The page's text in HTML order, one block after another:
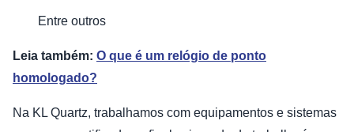
Entre outros
Leia também: O que é um relógio de ponto
homologado?
Na KL Quartz, trabalhamos com equipamentos e sistemas